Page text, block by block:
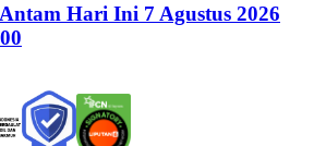
Hari Ini 7 Agustus 2026